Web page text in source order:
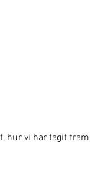
hur vi har tagit fram